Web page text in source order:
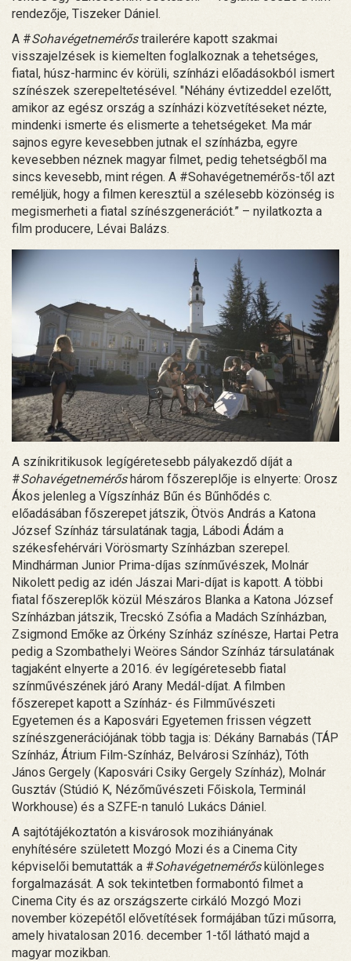
rendezője, Tiszeker Dániel.
A #Sohavégetnemérőstrailerére kapott szakmai
visszajelzések is kiemelten foglalkoznak a tehetséges,
fiatal, húsz-harminc év körüli, színházi előadásokból ismert
színészek szerepeltetésével. "Néhány évtizeddel ezelőtt,
amikor az egész ország a színházi közvetítéseket nézte,
mindenki ismerte és elismerte a tehetségeket. Ma már
sajnos egyre kevesebben jutnak el színházba, egyre
kevesebben néznek magyar filmet, pedig tehetségből ma
sincs kevesebb, mint régen. A #Sohavégetnemérős-től azt
reméljük, hogy a filmen keresztül a szélesebb közönség is
megismerheti a fiatal színészgenerációt.” – nyilatkozta a
film producere, Lévai Balázs.
A színikritikusok legígéretesebb pályakezdő díját a
#Sohavégetnemérőshárom főszereplője is elnyerte: Orosz
Ákos jelenleg a Vígszínház Bűn és Bűnhődés c.
előadásában főszerepet játszik, Ötvös András a Katona
József Színház társulatának tagja, Lábodi Ádám a
székesfehérvári Vörösmarty Színházban szerepel.
Mindhárman Junior Prima-díjas színművészek, Molnár
Nikolett pedig az idén Jászai Mari-díjat is kapott. A többi
fiatal főszereplők közül Mészáros Blanka a Katona József
Színházban játszik, Trecskó Zsófia a Madách Színházban,
Zsigmond Emőke az Örkény Színház színésze, Hartai Petra
pedig a Szombathelyi Weöres Sándor Színház társulatának
tagjaként elnyerte a 2016. év legígéretesebb fiatal
színművészének járó Arany Medál-díjat. A filmben
főszerepet kapott a Színház- és Filmművészeti
Egyetemen és a Kaposvári Egyetemen frissen végzett
színészgenerációjának több tagja is: Dékány Barnabás (TÁP
Színház, Átrium Film-Színház, Belvárosi Színház), Tóth
János Gergely (Kaposvári Csiky Gergely Színház), Molnár
Gusztáv (Stúdió K, Nézőművészeti Főiskola, Terminál
Workhouse) és a SZFE-n tanuló Lukács Dániel.
A sajtótájékoztatón a kisvárosok mozihiányának
enyhítésére született Mozgó Mozi és a Cinema City
képviselői bemutatták a #Sohavégetnemérőskülönleges
forgalmazását. A sok tekintetben formabontó filmet a
Cinema City és az országszerte cirkáló Mozgó Mozi
november közepétől elővetítések formájában tűzi műsorra,
amely hivatalosan 2016. december 1-től látható majd a
magyar mozikban.